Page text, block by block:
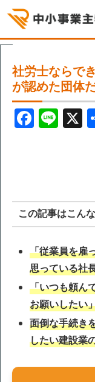
社労士ならで
が認めた団体
F
a
b
o
o
k
Li
n
X
この記事はこん
「従業員を雇
思っている社
「いつも頼ん
お願いしたい
面倒な手続き
したい建設業